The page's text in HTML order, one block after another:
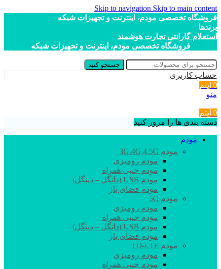
Skip to navigation Skip to main content
فروشگاه تخصصی مودم، اینترنت و تجهیزات شبکه
برندها
استعلام گارانتی تجارت هوشمند
فروشگاه تخصصی مودم، اینترنت و تجهیزات شبکه
جستجو کنید
حساب کاربری
0 آیتم
منو
0 آیتم
دسته بندی ها را مرور کنید
مودم
مودم 3G,4G,4.5G
مودم رومیزی
مودم جیبی همراه
مودم USB (دانگل – دینگل)
مودم فضای باز
مودم 5G
مودم رومیزی
مودم جیبی همراه
مودم USB (دانگل – دینگل)
مودم فضای باز
مودم TD-LTE
مودم رومیزی
مودم جیبی همراه